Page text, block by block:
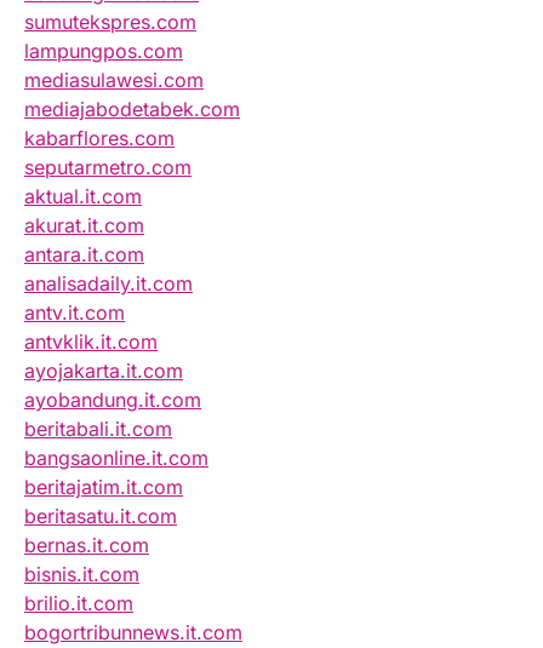
sumutekspres.com
lampungpos.com
mediasulawesi.com
mediajabodetabek.com
kabarflores.com
seputarmetro.com
aktual.it.com
akurat.it.com
antara.it.com
analisadaily.it.com
antv.it.com
antvklik.it.com
ayojakarta.it.com
ayobandung.it.com
beritabali.it.com
bangsaonline.it.com
beritajatim.it.com
beritasatu.it.com
bernas.it.com
bisnis.it.com
brilio.it.com
bogortribunnews.it.com